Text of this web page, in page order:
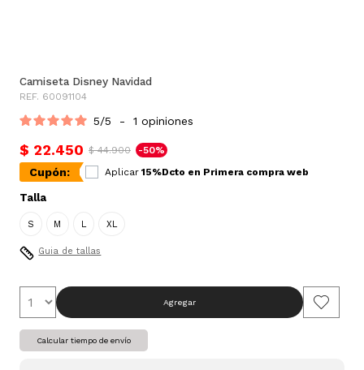
Camiseta Disney Navidad
REF. 60091104
5/5 - 1 opiniones
$ 22.450 $ 44.900 -50%
Cupón: Aplicar 15%Dcto en Primera compra web
Talla
S M L XL
Guia de tallas
Agregar
Calcular tiempo de envío